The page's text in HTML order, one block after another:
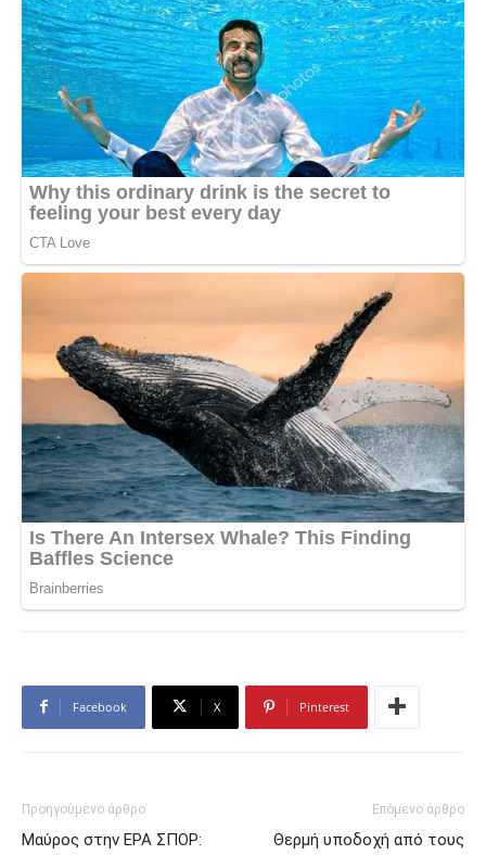
Facebook X Pinterest
Προηγούμενο άρθρο
Μαύρος στην ΕΡΑ ΣΠΟΡ:
Επόμενο άρθρο
Θερμή υποδοχή από τους